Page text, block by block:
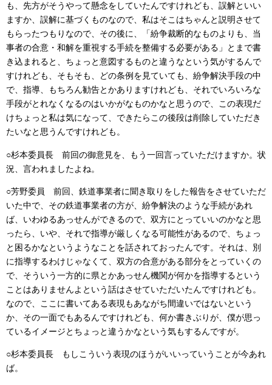
も、先方がそうやって懸念をしていたんですけれども、誤解といい
ますか、誤解に基づくものなので、私はそこはちゃんと説明させて
もらったつもりなので、その後に、「紛争裁断的なものよりも、当
事者の合意・和解を重視する手続を整備する必要がある」とまで書
き込まれると、ちょっと意図するものと違うなという気がするんで
すけれども、そもそも、どの条例を見ていても、紛争解決手段の中
で、指導、もちろん勧告とかありますけれども、それでいろいろな
手段がとれなくなるのはいかがなものかなと思うので、この表現だ
けちょっと私は気になって、できたらこの後段は削除していただき
たいなと思うんですけれども。
○杉本委員長 前回の御意見を、もう一回言っていただけますか。状
況、言われましたよね。
○芳野委員
前回、鉄道事業者に聞き取りをした報告をさせていただ
いた中で、その鉄道事業者の方が、紛争解決のような手続があれ
ば、いわゆるあっせんができるので、双方にとっていいのかなと思
ったら、いや、それで指導が厳しくなる可能性があるので、ちょっ
と困るかなというようなことを話されておったんです。それは、別
に指導するわけじゃなくて、双方の合意がある部分をとっていくの
で、そういう一方的に県とかあっせん機関が何かを指導するという
ことはありませんよという話はさせていただいたんですけれども。
なので、ここに書いてある表現もあながち間違いではないという
か、その一面でもあるんですけれども、何か書きぶりが、僕が思っ
ているイメージとちょっと違うかなという気もするんですが。
○杉本委員長 もしこういう表現のほうがいいっていうことが今あれ
ば。